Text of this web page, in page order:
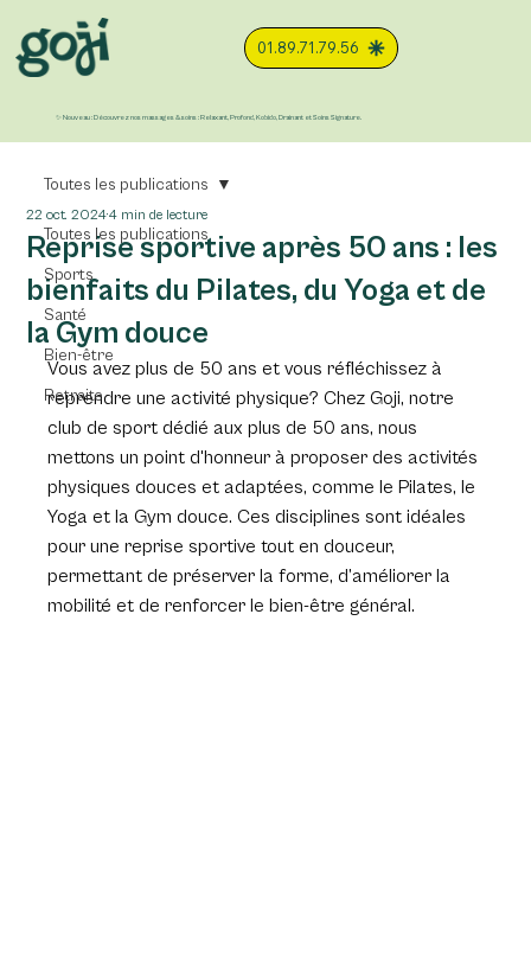
✨ Nouveau : Découvrez nos massages & soins : Relaxant, Profond, Kobido, Drainant et Soins Signature.
01.89.71.79.56
Toutes les publications
Sports
Santé
Bien-être
Retraite
Toutes les publications
Reprise sportive après 50 ans : les
bienfaits du Pilates, du Yoga et de
la Gym douce
22 oct. 20244 min de lecture
Vous avez plus de 50 ans et vous réfléchissez à
reprendre une activité physique? Chez Goji, notre
club de sport dédié aux plus de 50 ans, nous
mettons un point d'honneur à proposer des activités
physiques douces et adaptées, comme le Pilates, le
Yoga et la Gym douce. Ces disciplines sont idéales
pour une reprise sportive tout en douceur,
permettant de préserver la forme, d’améliorer la
mobilité et de renforcer le bien-être général.